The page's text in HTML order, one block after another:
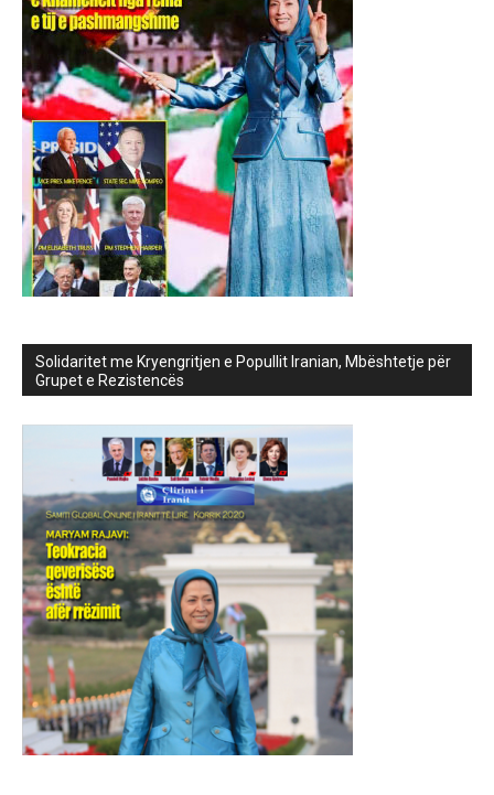
Solidaritet me Kryengritjen e Popullit Iranian, Mbështetje për
Grupet e Rezistencës